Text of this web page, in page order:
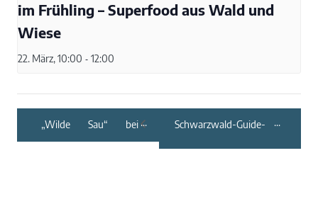
im Frühling – Superfood aus Wald und
Wiese
22. März, 10:00 - 12:00
„Wilde Sau“ bei
Schwarzwald-Guide-
Nagold – Winterzeit